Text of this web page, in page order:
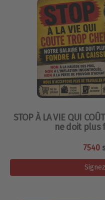
STOP À LA VIE QUI
ne doit plus
7540